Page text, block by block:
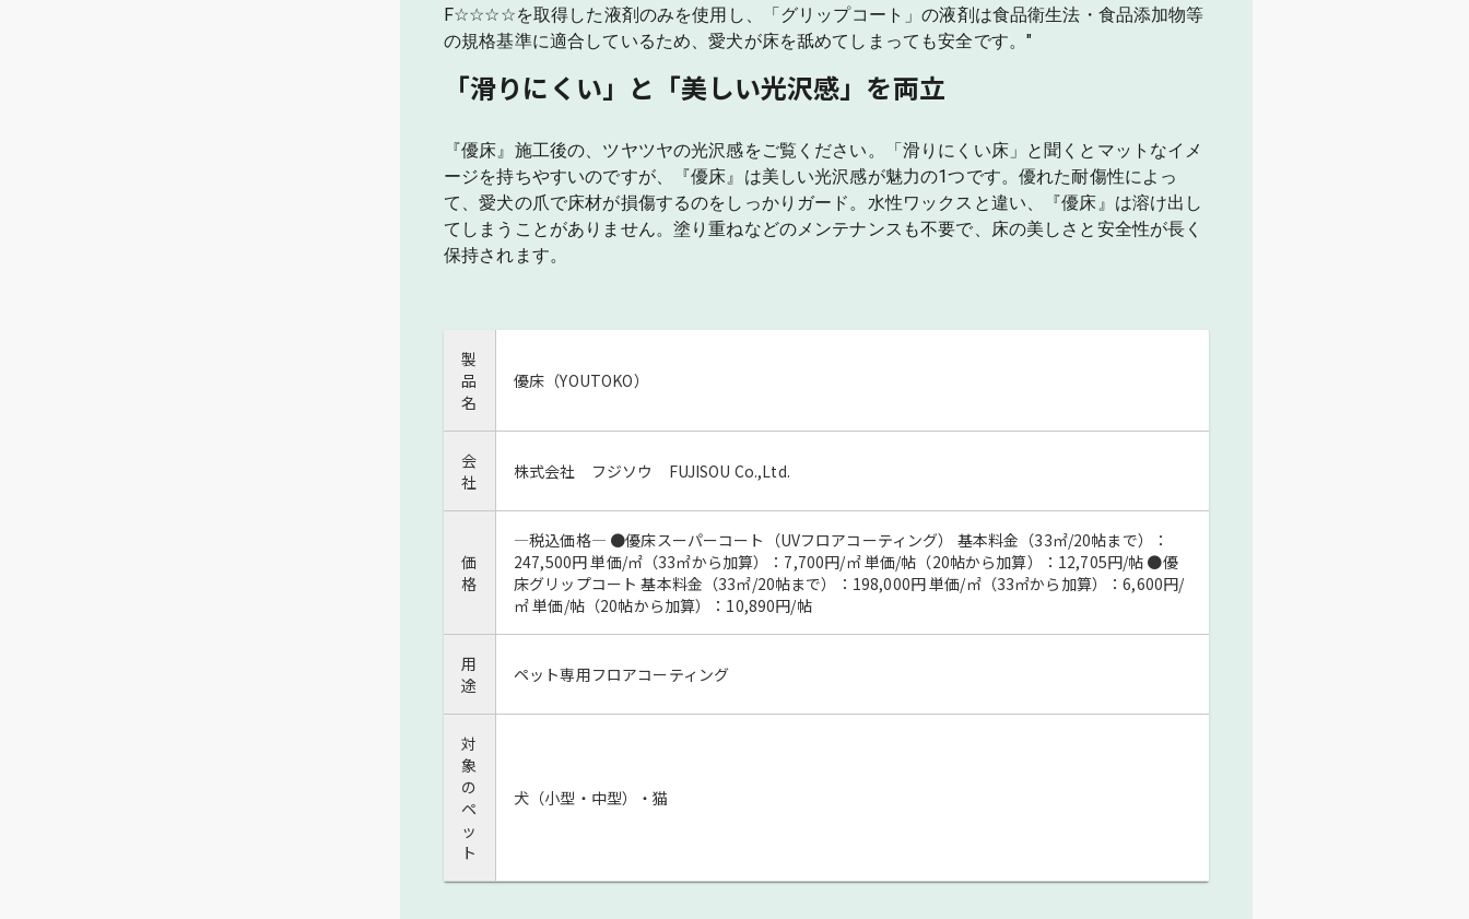
F☆☆☆☆を取得した液剤のみを使用し、「グリップコート」の液剤は食品衛生法・食品添加物等
の規格基準に適合しているため、愛犬が床を舐めてしまっても安全です。"
「滑りにくい」と「美しい光沢感」を両立
『優床』施工後の、ツヤツヤの光沢感をご覧ください。「滑りにくい床」と聞くとマットなイメ
ージを持ちやすいのですが、『優床』は美しい光沢感が魅力の1つです。優れた耐傷性によっ
て、愛犬の爪で床材が損傷するのをしっかりガード。水性ワックスと違い、『優床』は溶け出し
てしまうことがありません。塗り重ねなどのメンテナンスも不要で、床の美しさと安全性が長く
保持されます。
製
品
名
優床（YOUTOKO）
会
社
株式会社 フジソウ FUJISOU Co.,Ltd.
価
格
―税込価格― ●優床スーパーコート（UVフロアコーティング） 基本料金（33㎡/20帖まで）：
247,500円 単価/㎡（33㎡から加算）：7,700円/㎡ 単価/帖（20帖から加算）：12,705円/帖 ●優
床グリップコート 基本料金（33㎡/20帖まで）：198,000円 単価/㎡（33㎡から加算）：6,600円/
㎡ 単価/帖（20帖から加算）：10,890円/帖
用
途
ペット専用フロアコーティング
対
象
の
ペ
ッ
ト
犬（小型・中型）・猫